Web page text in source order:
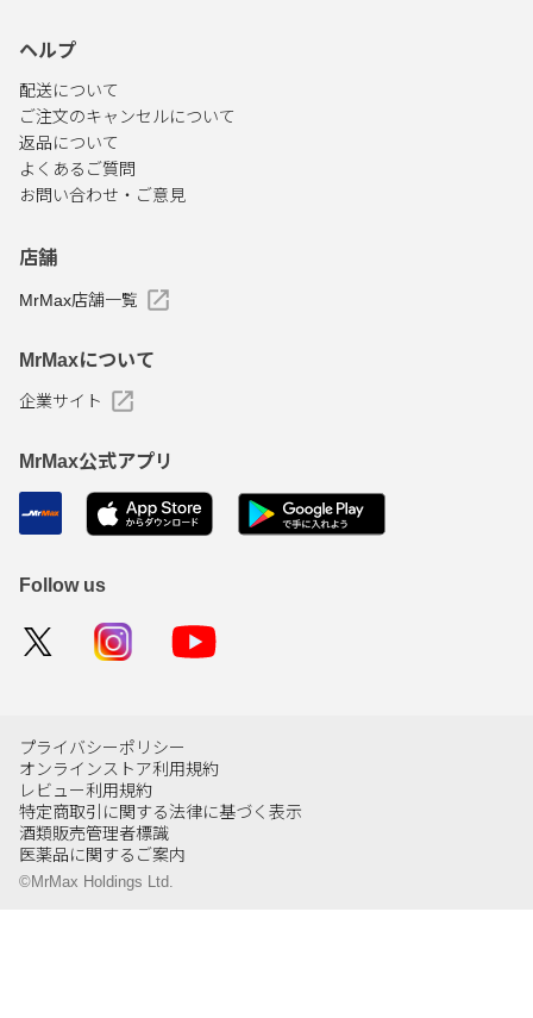
ヘルプ
配送について
ご注文のキャンセルについて
返品について
よくあるご質問
お問い合わせ・ご意見
店舗
MrMax店舗一覧
MrMaxについて
企業サイト
MrMax公式アプリ
Follow us
プライバシーポリシー
オンラインストア利用規約
レビュー利用規約
特定商取引に関する法律に基づく表示
酒類販売管理者標識
医薬品に関するご案内
©MrMax Holdings Ltd.